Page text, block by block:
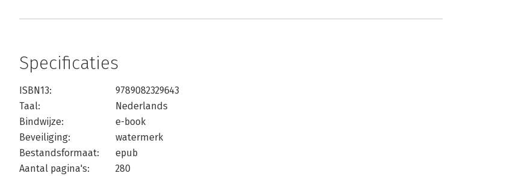
Specificaties
ISBN13:
9789082329643
Taal:
Nederlands
Bindwijze:
e-book
Beveiliging:
watermerk
Bestandsformaat:
epub
Aantal pagina's:
280